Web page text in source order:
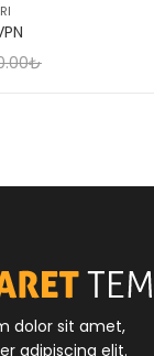
₺
dolor sit amet,
adipiscing elit.